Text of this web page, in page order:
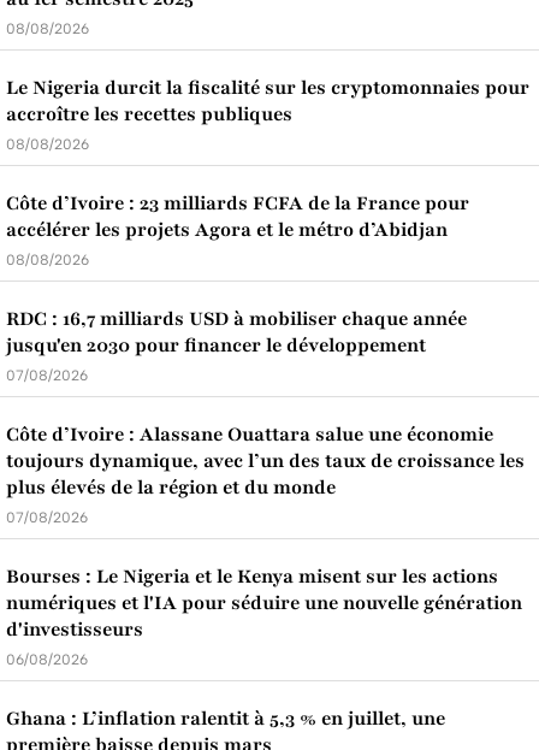
08/08/2026
Le Nigeria durcit la fiscalité sur les cryptomonnaies pour
accroître les recettes publiques
08/08/2026
Côte d’Ivoire : 23 milliards FCFA de la France pour
accélérer les projets Agora et le métro d’Abidjan
08/08/2026
RDC : 16,7 milliards USD à mobiliser chaque année
jusqu'en 2030 pour financer le développement
07/08/2026
Côte d’Ivoire : Alassane Ouattara salue une économie
toujours dynamique, avec l’un des taux de croissance les
plus élevés de la région et du monde
07/08/2026
Bourses : Le Nigeria et le Kenya misent sur les actions
numériques et l'IA pour séduire une nouvelle génération
d'investisseurs
06/08/2026
Ghana : L’inflation ralentit à 5,3 % en juillet, une